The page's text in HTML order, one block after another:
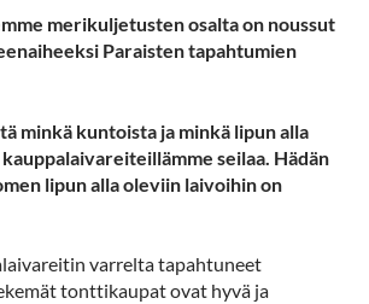
merikuljetusten osalta on noussut
Paraisten tapahtumien
minkä kuntoista ja minkä lipun alla
seilaa. Hädän
lipun alla oleviin laivoihin on
varrelta tapahtuneet
tonttikaupat ovat hyvä ja